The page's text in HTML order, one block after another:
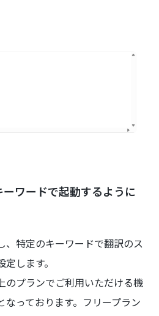
ワードで起動するように
、特定のキーワードで翻訳のス
します。
プランでご利用いただける機
っております。フリープラン